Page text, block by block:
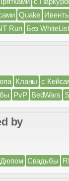
Quake
Run Без WhiteList
Кланы с
PvP BedWars
by
Свадьбы